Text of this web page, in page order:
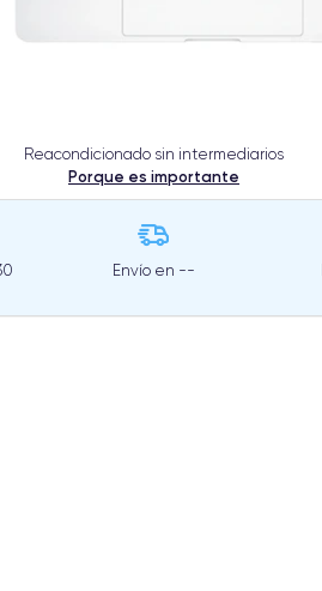
Reacondicionado sin intermediarios
Porque es importante
Envío en --